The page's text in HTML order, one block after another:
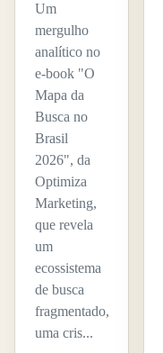
Um
mergulho
analítico no
e-book "O
Mapa da
Busca no
Brasil
2026", da
Optimiza
Marketing,
que revela
um
ecossistema
de busca
fragmentado,
uma cris...